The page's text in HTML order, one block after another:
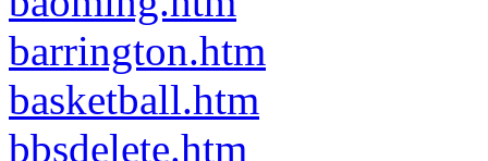
barrington.htm
basketball.htm
bbsdelete.htm